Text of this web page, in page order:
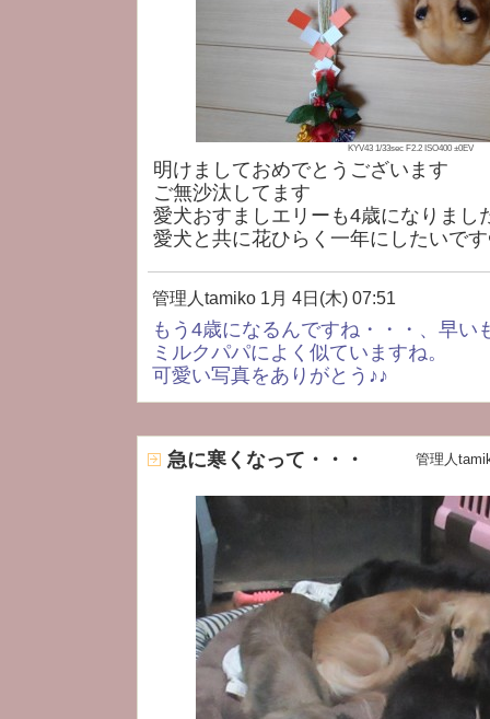
KYV43 1/33sec F2.2 ISO400 ±0EV
明けましておめでとうございます
ご無沙汰してます
愛犬おすましエリーも4歳になりまし
愛犬と共に花ひらく一年にしたいで
管理人tamiko 1月 4日(木) 07:51
もう4歳になるんですね・・・、早い
ミルクパパによく似ていますね。
可愛い写真をありがとう♪♪
急に寒くなって・・・ 管理人